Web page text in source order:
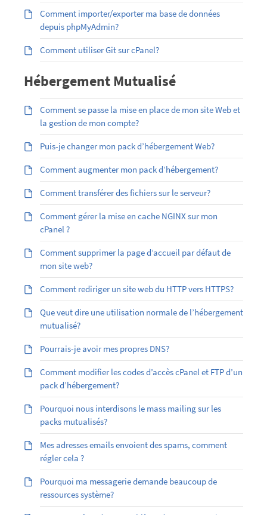
Comment importer/exporter ma base de données
depuis phpMyAdmin?
Comment utiliser Git sur cPanel?
Hébergement Mutualisé
Comment se passe la mise en place de mon site Web et
la gestion de mon compte?
Puis-je changer mon pack d’hébergement Web?
Comment augmenter mon pack d’hébergement?
Comment transférer des fichiers sur le serveur?
Comment gérer la mise en cache NGINX sur mon
cPanel ?
Comment supprimer la page d’accueil par défaut de
mon site web?
Comment rediriger un site web du HTTP vers HTTPS?
Que veut dire une utilisation normale de l’hébergement
mutualisé?
Pourrais-je avoir mes propres DNS?
Comment modifier les codes d’accès cPanel et FTP d’un
pack d’hébergement?
Pourquoi nous interdisons le mass mailing sur les
packs mutualisés?
Mes adresses emails envoient des spams, comment
régler cela ?
Pourquoi ma messagerie demande beaucoup de
ressources système?